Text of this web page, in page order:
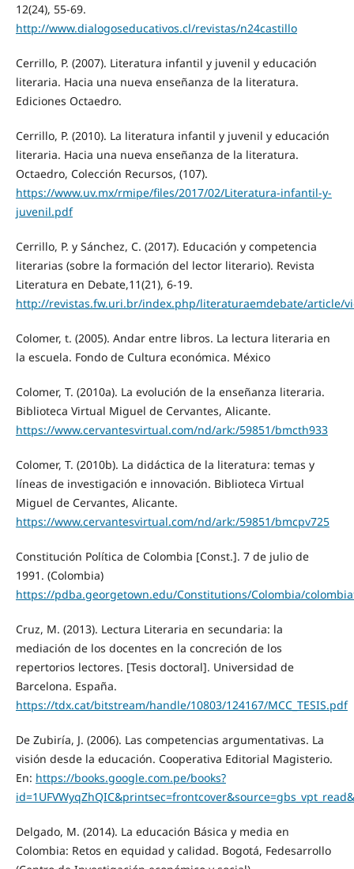
12(24), 55-69.
http://www.dialogoseducativos.cl/revistas/n24castillo
Cerrillo, P. (2007). Literatura infantil y juvenil y educación
literaria. Hacia una nueva enseñanza de la literatura.
Ediciones Octaedro.
Cerrillo, P. (2010). La literatura infantil y juvenil y educación
literaria. Hacia una nueva enseñanza de la literatura.
Octaedro, Colección Recursos, (107).
https://www.uv.mx/rmipe/files/2017/02/Literatura-infantil-y-
juvenil.pdf
Cerrillo, P. y Sánchez, C. (2017). Educación y competencia
literarias (sobre la formación del lector literario). Revista
Literatura en Debate,11(21), 6-19.
http://revistas.fw.uri.br/index.php/literaturaemdebate/article/
Colomer, t. (2005). Andar entre libros. La lectura literaria en
la escuela. Fondo de Cultura económica. México
Colomer, T. (2010a). La evolución de la enseñanza literaria.
Biblioteca Virtual Miguel de Cervantes, Alicante.
https://www.cervantesvirtual.com/nd/ark:/59851/bmcth933
Colomer, T. (2010b). La didáctica de la literatura: temas y
líneas de investigación e innovación. Biblioteca Virtual
Miguel de Cervantes, Alicante.
https://www.cervantesvirtual.com/nd/ark:/59851/bmcpv725
Constitución Política de Colombia [Const.]. 7 de julio de
1991. (Colombia)
https://pdba.georgetown.edu/Constitutions/Colombia/
Cruz, M. (2013). Lectura Literaria en secundaria: la
mediación de los docentes en la concreción de los
repertorios lectores. [Tesis doctoral]. Universidad de
Barcelona. España.
https://tdx.cat/bitstream/handle/10803/124167/MCC_TESIS.pdf
De Zubiría, J. (2006). Las competencias argumentativas. La
visión desde la educación. Cooperativa Editorial Magisterio.
En: https://books.google.com.pe/books?
Delgado, M. (2014). La educación Básica y media en
Colombia: Retos en equidad y calidad. Bogotá, Fedesarrollo